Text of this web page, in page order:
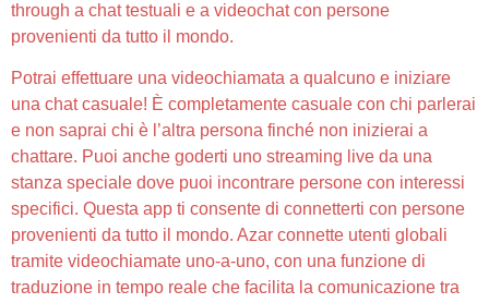
through a chat testuali e a videochat con persone
provenienti da tutto il mondo.
Potrai effettuare una videochiamata a qualcuno e iniziare
una chat casuale! È completamente casuale con chi parlerai
e non saprai chi è l’altra persona finché non inizierai a
chattare. Puoi anche goderti uno streaming live da una
stanza speciale dove puoi incontrare persone con interessi
specifici. Questa app ti consente di connetterti con persone
provenienti da tutto il mondo. Azar connette utenti globali
tramite videochiamate uno-a-uno, con una funzione di
traduzione in tempo reale che facilita la comunicazione tra